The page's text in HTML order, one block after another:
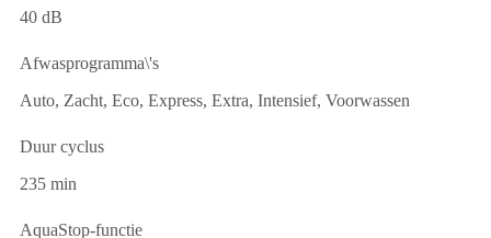
40 dB
Afwasprogramma\'s
Auto, Zacht, Eco, Express, Extra, Intensief, Voorwassen
Duur cyclus
235 min
AquaStop-functie